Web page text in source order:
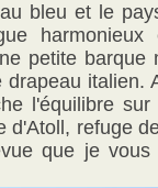
bleu et le
petite barque
italien.
l'équilibre
d'Atoll, refuge
que je vous